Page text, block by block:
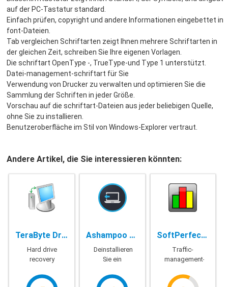
auf der PC-Tastatur standard.
Einfach prüfen, copyright und andere Informationen eingebettet in
font-Dateien.
Tab vergleichen Schriftarten zeigt Ihnen mehrere Schriftarten in
der gleichen Zeit, schreiben Sie Ihre eigenen Vorlagen.
Die schriftart OpenType -, TrueType-und Type 1 unterstützt.
Datei-management-schriftart für Sie
Verwendung von Drucker zu verwalten und optimieren Sie die
Sammlung der Schriften in jeder Größe.
Vorschau auf die schriftart-Dateien aus jeder beliebigen Quelle,
ohne Sie zu installieren.
Benutzeroberfläche im Stil von Windows-Explorer vertraut.
Andere Artikel, die Sie interessieren könnten:
TeraByte Drive Image Backup & Restore Suite - 3.41
Hard drive
recovery
Ashampoo UnInstaller - 9.00.10
Deinstallieren
Sie ein
für den
SoftPerfect NetWorx - 6.2.8
Traffic-
management-